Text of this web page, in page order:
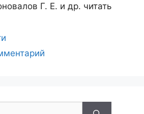
Г. Е. и др. читать